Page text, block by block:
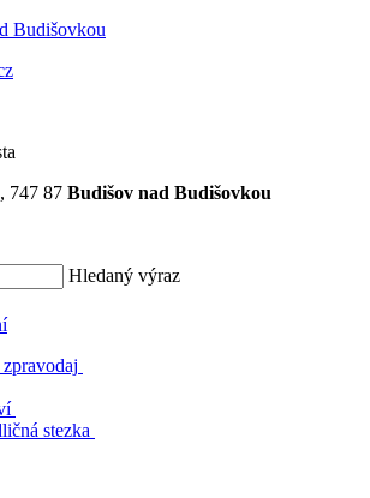
747 87 Budišov nad Budišovkou
Hledaný výraz
stezka